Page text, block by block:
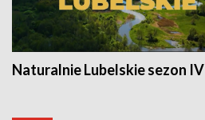
Naturalnie Lubelskie sezon IV